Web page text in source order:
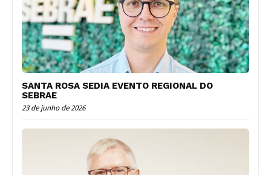
SANTA ROSA SEDIA EVENTO REGIONAL DO
SEBRAE
23 de junho de 2026